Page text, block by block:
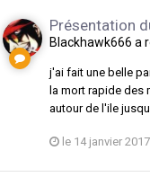
Présentation
Blackhawk666 a
j'ai fait une belle
la mort rapide des
autour de l'ile
le 14 janvier 2017